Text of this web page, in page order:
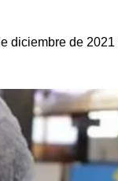
diciembre de 2021